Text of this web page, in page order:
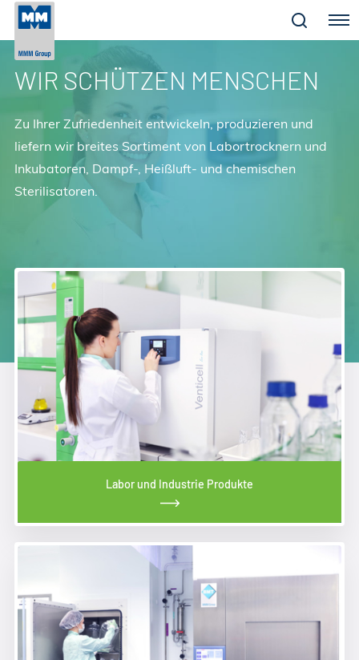
Menu
WIR SCHÜTZEN MENSCHEN
Zu Ihrer Zufriedenheit entwickeln, produzieren und
liefern wir breites Sortiment von Labortrocknern und
Inkubatoren, Dampf-, Heißluft- und chemischen
Sterilisatoren.
Labor und Industrie Produkte